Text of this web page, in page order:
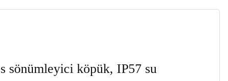
sönümleyici köpük, IP57 su